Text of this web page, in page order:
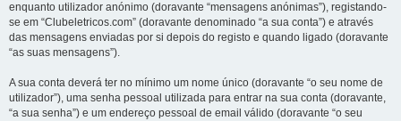
enquanto utilizador anónimo (doravante “mensagens anónimas”), registando-
se em “Clubeletricos.com” (doravante denominado “a sua conta”) e através
das mensagens enviadas por si depois do registo e quando ligado (doravante
“as suas mensagens”).
A sua conta deverá ter no mínimo um nome único (doravante “o seu nome de
utilizador”), uma senha pessoal utilizada para entrar na sua conta (doravante,
“a sua senha”) e um endereço pessoal de email válido (doravante “o seu